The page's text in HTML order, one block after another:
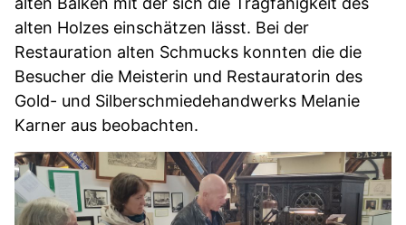
alten Holzes einschätzen lässt. Bei der
Restauration alten Schmucks konnten die die
Besucher die Meisterin und Restauratorin des
Gold- und Silberschmiedehandwerks Melanie
Karner aus beobachten.